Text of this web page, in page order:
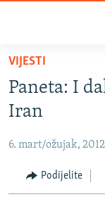
Pređite
glavni
sadržaj
na
navigaciju
Pređite
BOSNA I
KOSOVO
CRNA GORA
VIJESTI
Paneta: I
Iran
6. mart/ožujak,
Podijelite